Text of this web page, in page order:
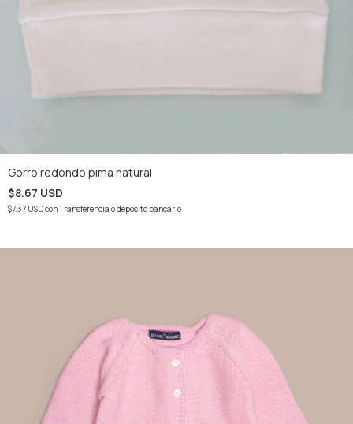
Gorro redondo pima natural
$8.67 USD
$7.37 USDconTransferencia o depósito bancario